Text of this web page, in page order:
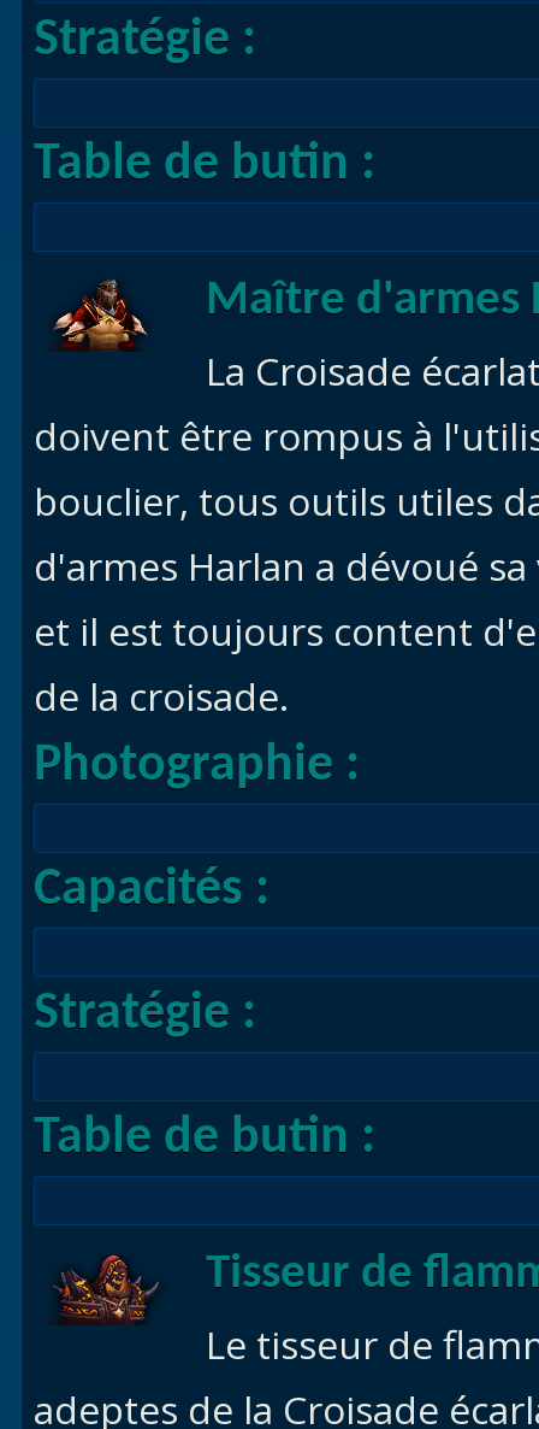
Stratégie :
Table de butin :
Maître d'armes
La Croisade
doivent être rompus à
bouclier, tous outils utiles
d'armes Harlan a dévoué
et il est toujours content
de la croisade.
Photographie :
Capacités :
Stratégie :
Table de butin :
Tisseur de
Le tisseur de
adeptes de la Croisade